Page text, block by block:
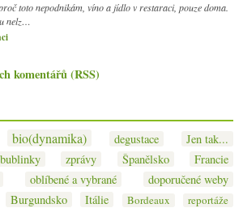
toto nepodnikám, víno a jídlo v restaraci, pouze doma.
nelz…
komentářů (RSS)
bio(dynamika) degustace
Jen tak...
bublinky zprávy Španělsko
Francie
oblíbené a vybrané
doporučené weby
Burgundsko Itálie Bordeaux
reportáže